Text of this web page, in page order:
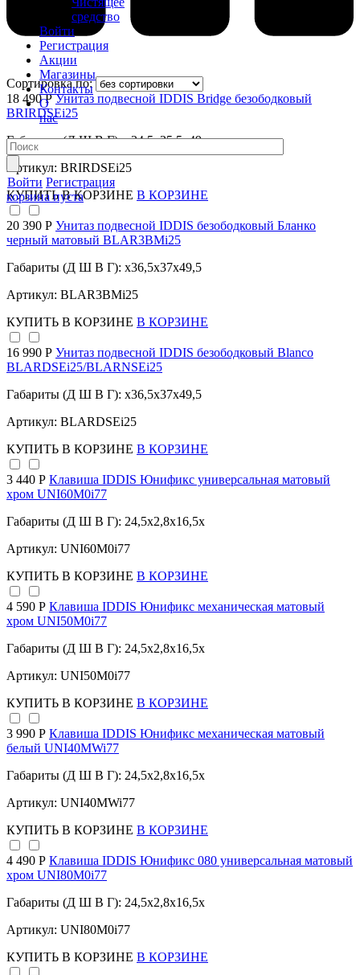
средство
Войти
Регистрация
Акции
Магазины
Контакты
О
нас
Войти Регистрация
корзина пуста
Сортировка по:
18 490 РУнитаз подвесной IDDIS Bridge безободковый
BRIRDSEi25
Габариты (Д Ш В Г): x34,5x35,5x49
Артикул: BRIRDSEi25
КУПИТЬ В КОРЗИНЕ В КОРЗИНЕ
20 390 Р Унитаз подвесной IDDIS безободковый Бланко
черный матовый BLAR3BMi25
Габариты (Д Ш В Г): x36,5x37x49,5
Артикул: BLAR3BMi25
КУПИТЬ В КОРЗИНЕ В КОРЗИНЕ
16 990 Р Унитаз подвесной IDDIS безободковый Blanco
BLARDSEi25/BLARNSEi25
Габариты (Д Ш В Г): x36,5x37x49,5
Артикул: BLARDSEi25
КУПИТЬ В КОРЗИНЕ В КОРЗИНЕ
3 440 Р Клавиша IDDIS Юнификс универсальная матовый
хром UNI60M0i77
Габариты (Д Ш В Г): 24,5x2,8x16,5x
Артикул: UNI60M0i77
КУПИТЬ В КОРЗИНЕ В КОРЗИНЕ
4 590 Р Клавиша IDDIS Юнификс механическая матовый
хром UNI50M0i77
Габариты (Д Ш В Г): 24,5x2,8x16,5x
Артикул: UNI50M0i77
КУПИТЬ В КОРЗИНЕ В КОРЗИНЕ
3 990 Р Клавиша IDDIS Юнификс механическая матовый
белый UNI40MWi77
Габариты (Д Ш В Г): 24,5x2,8x16,5x
Артикул: UNI40MWi77
КУПИТЬ В КОРЗИНЕ В КОРЗИНЕ
4 490 Р Клавиша IDDIS Юнификс 080 универсальная матовый
хром UNI80M0i77
Габариты (Д Ш В Г): 24,5x2,8x16,5x
Артикул: UNI80M0i77
КУПИТЬ В КОРЗИНЕ В КОРЗИНЕ